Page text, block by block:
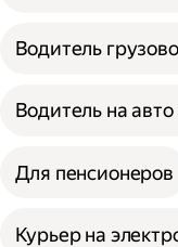
Водитель
Водитель на
Для пенсионеров
Курьер на